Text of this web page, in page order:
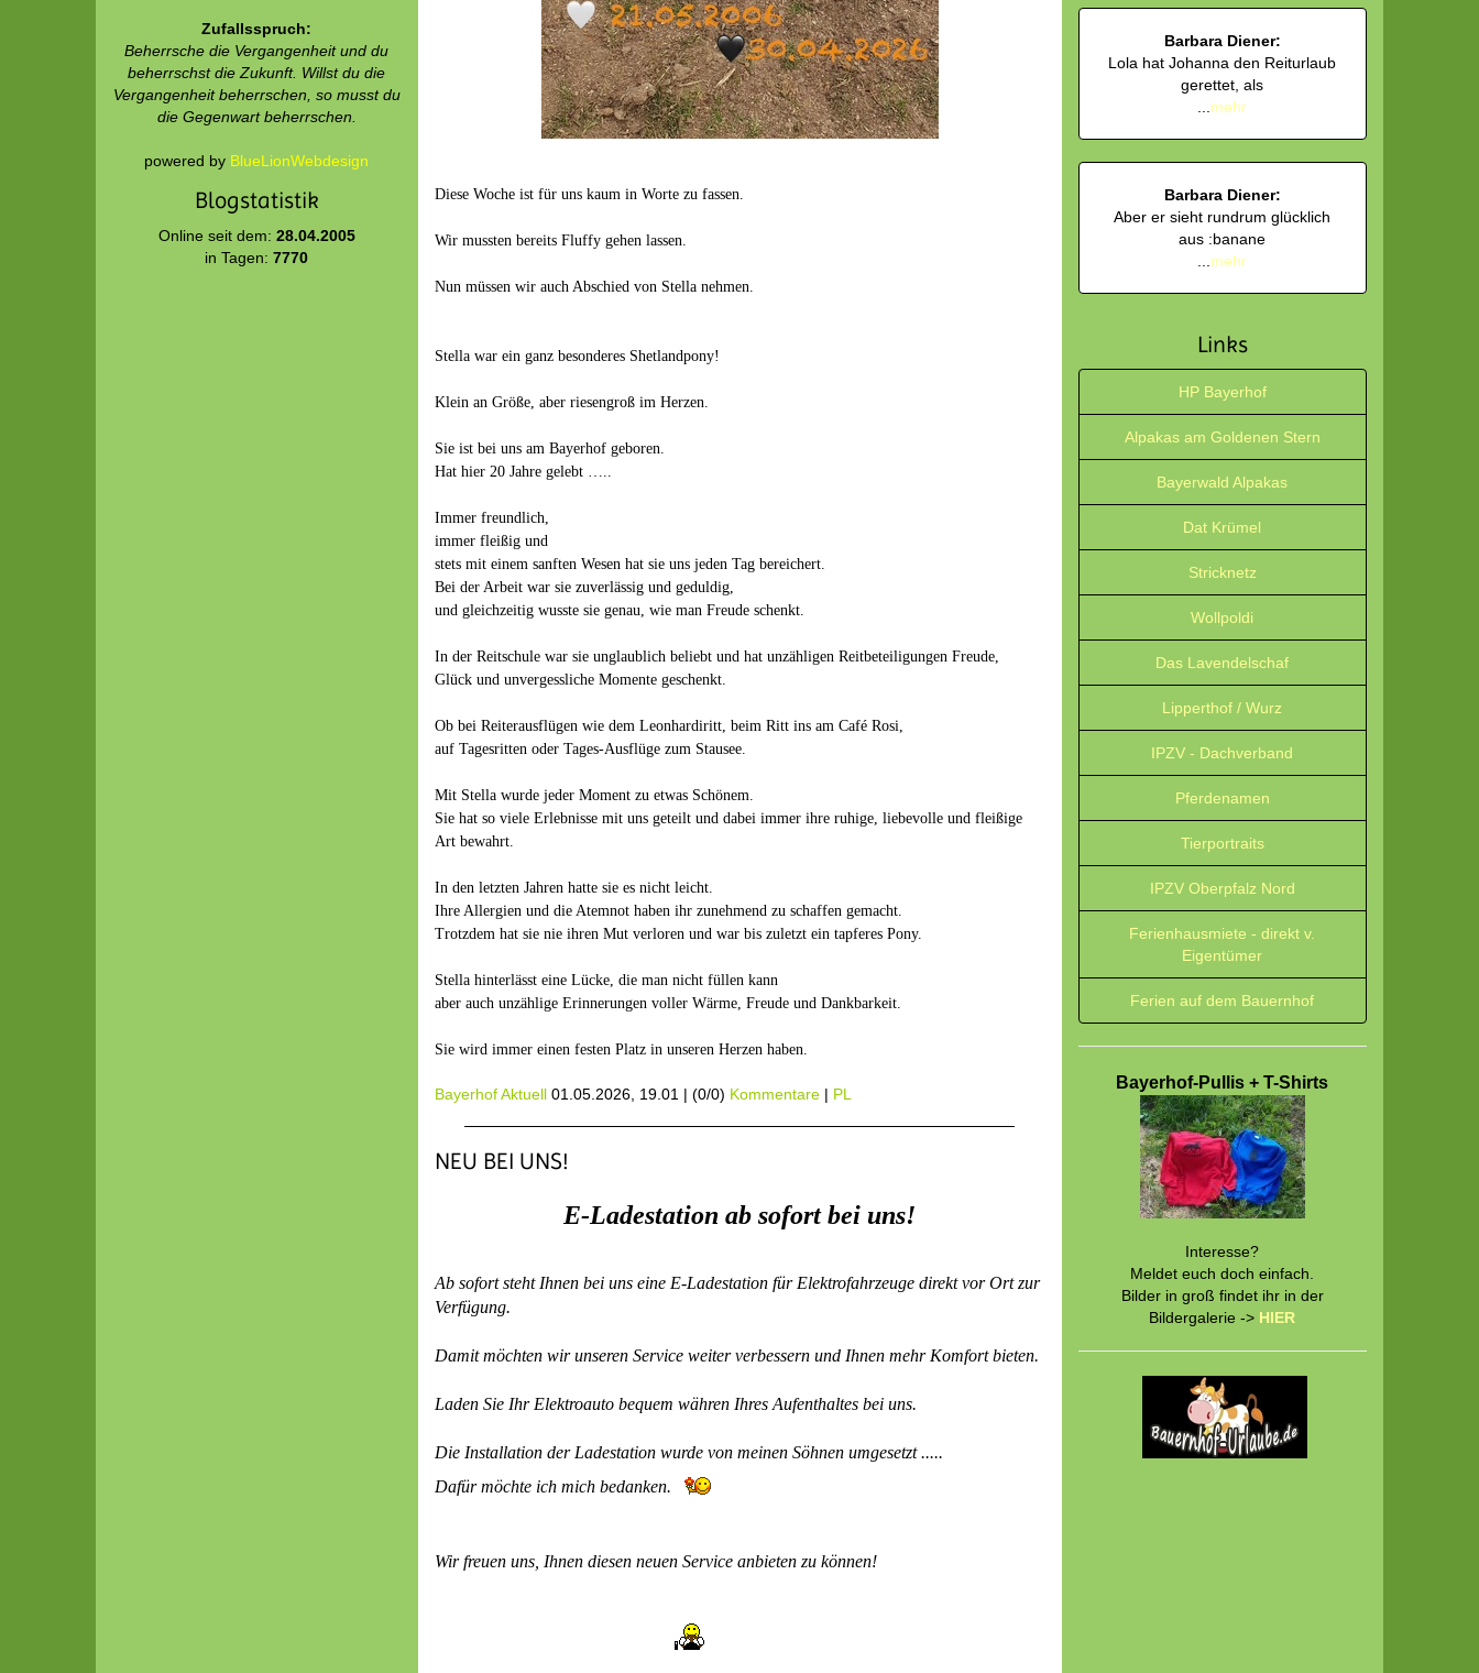
Diese Woche ist für uns kaum in Worte zu fassen.
Wir mussten bereits Fluffy gehen lassen.
Nun müssen wir auch Abschied von Stella nehmen.
Stella war ein ganz besonderes Shetlandpony!
Klein an Größe, aber riesengroß im Herzen.
Sie ist bei uns am Bayerhof geboren.
Hat hier 20 Jahre gelebt …..
Immer freundlich,
immer fleißig und
stets mit einem sanften Wesen hat sie uns jeden Tag bereichert.
Bei der Arbeit war sie zuverlässig und geduldig,
und gleichzeitig wusste sie genau, wie man Freude schenkt.
In der Reitschule war sie unglaublich beliebt und hat unzähligen Reitbeteiligungen Freude,
Glück und unvergessliche Momente geschenkt.
Ob bei Reiterausflügen wie dem Leonhardiritt, beim Ritt ins am Café Rosi,
auf Tagesritten oder Tages-Ausflüge zum Stausee.
Mit Stella wurde jeder Moment zu etwas Schönem.
Sie hat so viele Erlebnisse mit uns geteilt und dabei immer ihre ruhige, liebevolle und fleißige
Art bewahrt.
In den letzten Jahren hatte sie es nicht leicht.
Ihre Allergien und die Atemnot haben ihr zunehmend zu schaffen gemacht.
Trotzdem hat sie nie ihren Mut verloren und war bis zuletzt ein tapferes Pony.
Stella hinterlässt eine Lücke, die man nicht füllen kann
aber auch unzählige Erinnerungen voller Wärme, Freude und Dankbarkeit.
Sie wird immer einen festen Platz in unseren Herzen haben.
Bayerhof Aktuell 01.05.2026, 19.01 | (0/0) Kommentare| PL
NEU BEI UNS!
E-Ladestation ab sofort bei uns!
Ab sofort steht Ihnen bei uns eine E-Ladestation für Elektrofahrzeuge direkt vor Ort zur
Verfügung.
Damit möchten wir unseren Service weiter verbessern und Ihnen mehr Komfort bieten.
Laden Sie Ihr Elektroauto bequem währen Ihres Aufenthaltes bei uns.
Die Installation der Ladestation wurde von meinen Söhnen umgesetzt .....
Dafür möchte ich mich bedanken.
Wir freuen uns, Ihnen diesen neuen Service anbieten zu können!
Zufallsspruch:
Beherrsche die Vergangenheit und du
beherrschst die Zukunft. Willst du die
Vergangenheit beherrschen, so musst du
die Gegenwart beherrschen.
powered by BlueLionWebdesign
Blogstatistik
Online seit dem: 28.04.2005
in Tagen:7770
Barbara Diener:
Lola hat Johanna den Reiturlaub
gerettet, als
mehr
Barbara Diener:
Aber er sieht rundrum glücklich
aus :banane
mehr
Links
HP Bayerhof
Alpakas am Goldenen Stern
Bayerwald Alpakas
Dat Krümel
Stricknetz
Wollpoldi
Das Lavendelschaf
Lipperthof / Wurz
IPZV - Dachverband
Pferdenamen
Tierportraits
IPZV Oberpfalz Nord
Ferienhausmiete - direkt v.
Eigentümer
Ferien auf dem Bauernhof
Bayerhof-Pullis + T-Shirts
Interesse?
Meldet euch doch einfach.
Bilder in groß findet ihr in der
Bildergalerie -> HIER